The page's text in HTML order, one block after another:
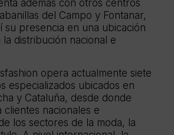
además con otros centros
del Campo y Fontanar,
su presencia en una ubicación
distribución nacional e
opera actualmente siete
especializados ubicados en
y Cataluña, desde donde
clientes nacionales e
los sectores de la moda, la